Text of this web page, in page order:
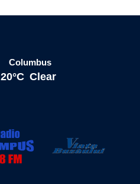
Columbus
20°C Clear